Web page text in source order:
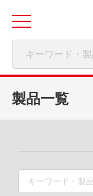
製品一覧